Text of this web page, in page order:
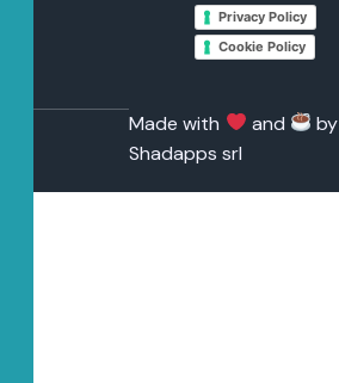
Privacy Policy
Cookie Policy
Made with and
by
Shadapps srl